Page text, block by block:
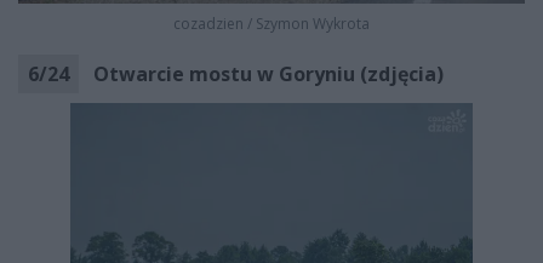
cozadzien / Szymon Wykrota
6/24 Otwarcie mostu w Goryniu (zdjęcia)